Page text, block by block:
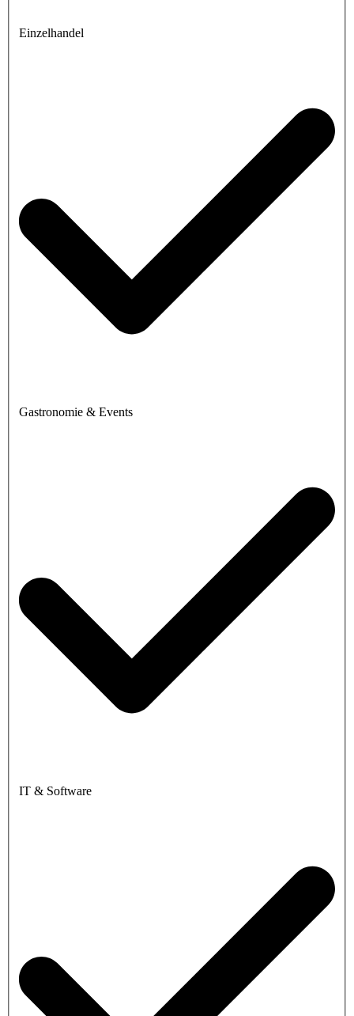
Einzelhandel
Gastronomie & Events
IT & Software